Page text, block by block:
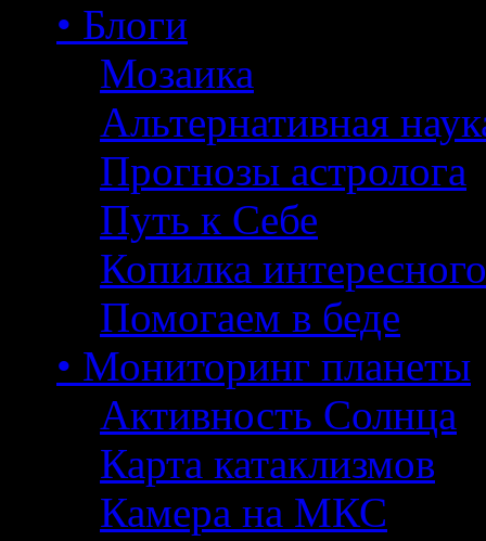
• Блоги
Мозаика
Альтернативная
Прогнозы астролога
Путь к Себе
Копилка интересного
Помогаем в беде
• Мониторинг планеты
Активность Солнца
Карта катаклизмов
Камера на МКС